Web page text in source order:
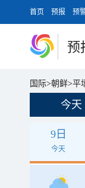
首页 预报 预
预
国际>朝鲜>平
今天
9日
今天